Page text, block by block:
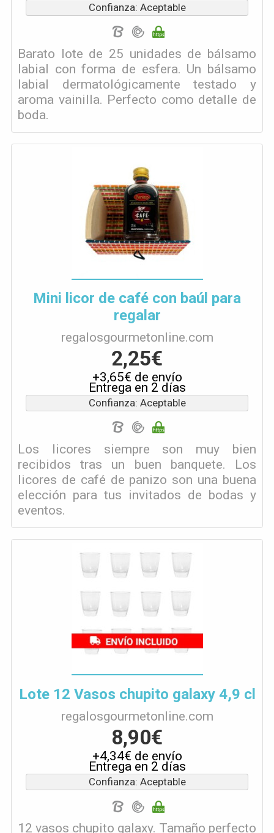
Confianza: Aceptable
Barato lote de 25 unidades de bálsamo
labial con forma de esfera. Un bálsamo
labial dermatológicamente testado y
aroma vainilla. Perfecto como detalle de
boda.
Mini licor de café con baúl para
regalar
regalosgourmetonline.com
2,25€
+3,65€ de envío
Entrega en 2 días
Confianza: Aceptable
Los licores siempre son muy bien
recibidos tras un buen banquete. Los
licores de café de panizo son una buena
elección para tus invitados de bodas y
eventos.
Lote 12 Vasos chupito galaxy 4,9 cl
regalosgourmetonline.com
8,90€
+4,34€ de envío
Entrega en 2 días
Confianza: Aceptable
12 vasos chupito galaxy. Tamaño perfecto